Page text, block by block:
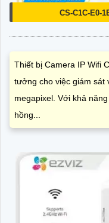
CS-C1C-E0-
Thiết bị Camera IP Wifi
tưởng cho việc giám sát
megapixel. Với khả
hồng...